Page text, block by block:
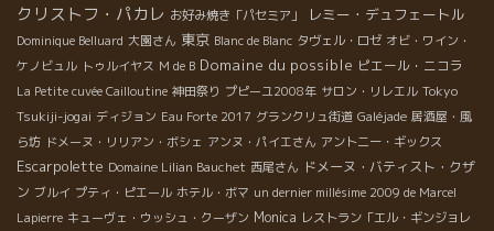
クリストフ・パカレ お好み焼き「パセミア」 レミー・デュフェートル
Dominique Belluard 大園さん 東京 Blanc de Blanc タヴェル・ロゼ オビ・ワイン・
ケノビュル トゥルイヤス M de B Domaine du possible ピエール・ニコラ
La Petite cuvée Cailloutine 神田祭り プピーユ2008年 サロン・リレエル Tokyo
Tsukiji-jogai ディジョン Eau Forte 2017 グランクリュ街道 Galéjade 居酒屋・風
ら坊 ドメーヌ・リリアン・ボシェ アンヌ・パイエさん アントニー・ギックス
Escarpolette Domaine Lilian Bauchet 西尾さん ドメーヌ・バティスト・クザ
ン ブルイ プティ・ピエール ホテル・ボマ un dernier millésime 2009 de Marcel
Lapierre キューヴェ・ウッシュ・クーザン Monica レストラン「エル・ギンジョレ